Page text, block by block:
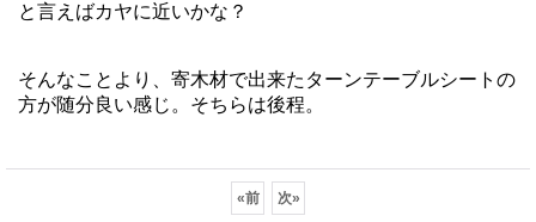
と言えばカヤに近いかな？
そんなことより、寄木材で出来たターンテーブルシートの
方が随分良い感じ。そちらは後程。
«前 次»